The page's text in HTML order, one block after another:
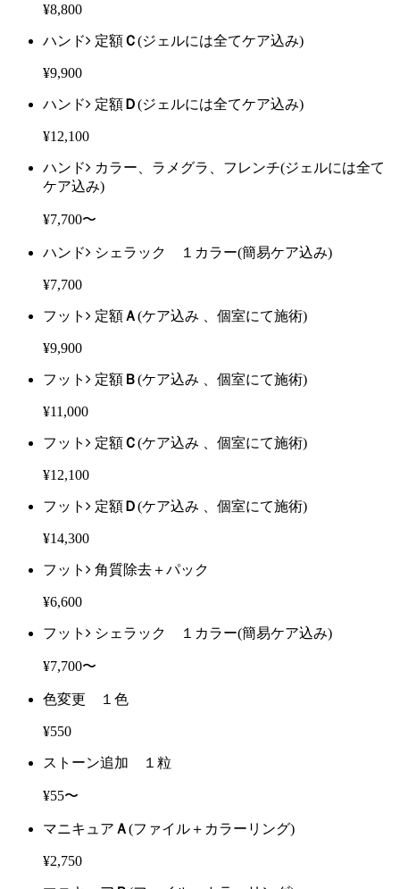
¥8,800
ハンド 定額Ｃ(ジェルには全てケア込み)
¥9,900
ハンド 定額Ｄ(ジェルには全てケア込み)
¥12,100
ハンド カラー、ラメグラ、フレンチ(ジェルには全て
ケア込み)
¥7,700〜
ハンド シェラック １カラー(簡易ケア込み)
¥7,700
フット 定額 Ａ(ケア込み 、個室にて施術)
¥9,900
フット 定額 Ｂ(ケア込み 、個室にて施術)
¥11,000
フット 定額Ｃ(ケア込み 、個室にて施術)
¥12,100
フット 定額Ｄ(ケア込み 、個室にて施術)
¥14,300
フット 角質除去＋パック
¥6,600
フット シェラック １カラー(簡易ケア込み)
¥7,700〜
色変更 １色
¥550
ストーン追加 １粒
¥55〜
マニキュア Ａ(ファイル＋カラーリング)
¥2,750